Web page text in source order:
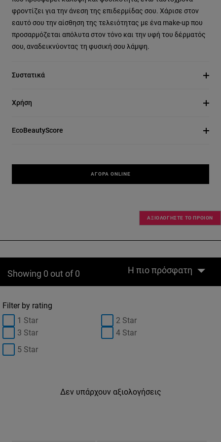
φροντίζει για την άνεση της επιδερμίδας σου. Χάρισε στον
εαυτό σου την αίσθηση της τελειότητας με ένα make-up που
προσαρμόζεται απόλυτα στον τόνο και την υφή του δέρματός
σου, αναδεικνύοντας τη φυσική σου λάμψη.
Συστατικά
Χρήση
EcoBeautyScore
ΑΓΟΡΆ ONLINE
ΑΞΙΟΛΟΓΗΣΤΕ ΤΟ ΠΡΟΙΟΝ
Showing 0 out of 0 Η πιο πρόσφατη
Filter by rating
1 Star
2 Star
3 Star
4 Star
5 Star
Δεν υπάρχουν αξιολογήσεις